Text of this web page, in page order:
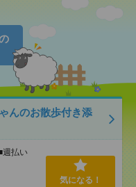
んのお散歩付き添
払い
気になる！